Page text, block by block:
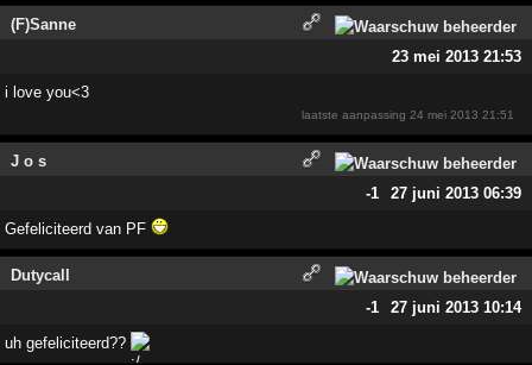
(F)Sanne
23 mei 2013 21:53
i love you<3
laatste aanpassing24 mei 2013 21:51
J o s
-1
27 juni 2013 06:39
Gefeliciteerd van PF
Dutycall
-1
27 juni 2013 10:14
uh gefeliciteerd??